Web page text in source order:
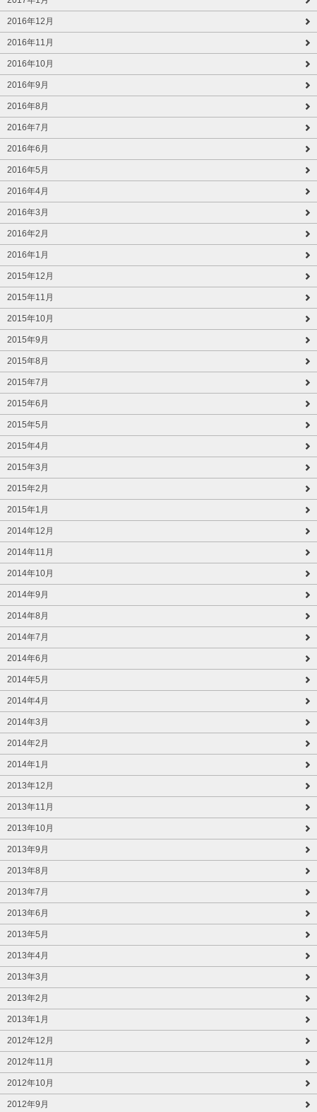
2016年12月
2016年11月
2016年10月
2016年9月
2016年8月
2016年7月
2016年6月
2016年5月
2016年4月
2016年3月
2016年2月
2016年1月
2015年12月
2015年11月
2015年10月
2015年9月
2015年8月
2015年7月
2015年6月
2015年5月
2015年4月
2015年3月
2015年2月
2015年1月
2014年12月
2014年11月
2014年10月
2014年9月
2014年8月
2014年7月
2014年6月
2014年5月
2014年4月
2014年3月
2014年2月
2014年1月
2013年12月
2013年11月
2013年10月
2013年9月
2013年8月
2013年7月
2013年6月
2013年5月
2013年4月
2013年3月
2013年2月
2013年1月
2012年12月
2012年11月
2012年10月
2012年9月